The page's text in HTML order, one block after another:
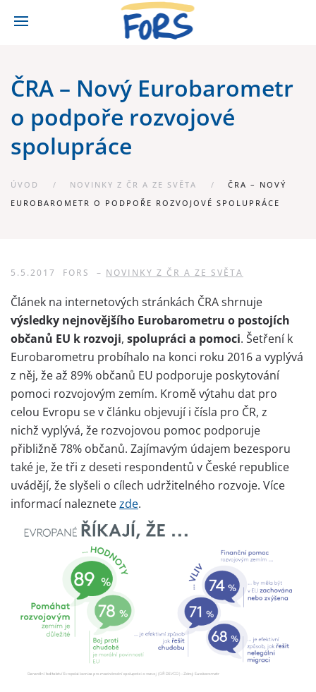
ČRA – Nový Eurobarometr
o podpoře rozvojové
spolupráce
ÚVOD NOVINKY Z ČR A ZE SVĚTA
ČRA – NOVÝ
EUROBAROMETR O PODPOŘE ROZVOJOVÉ SPOLUPRÁCE
5.5.2017 FORS – NOVINKY Z ČR A ZE SVĚTA
Článek na internetových stránkách ČRA shrnuje
výsledky nejnovějšího Eurobarometru o postojích
občanů EU k rozvoji, spolupráci a pomoci. Šetření k
Eurobarometru probíhalo na konci roku 2016 a vyplývá
z něj, že až 89% občanů EU podporuje poskytování
pomoci rozvojovým zemím. Kromě výtahu dat pro
celou Evropu se v článku objevují i čísla pro ČR, z
nichž vyplývá, že rozvojovou pomoc podporuje
přibližně 78% občanů. Zajímavým údajem bezesporu
také je, že tři z deseti respondentů v České republice
uvádějí, že slyšeli o cílech udržitelného rozvoje. Více
informací naleznetezde.